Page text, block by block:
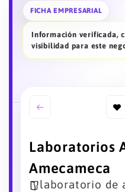
FICHA EMPRESARIAL
Información verificada,
visibilidad para este
Laboratorios
Amecameca
laboratorio de